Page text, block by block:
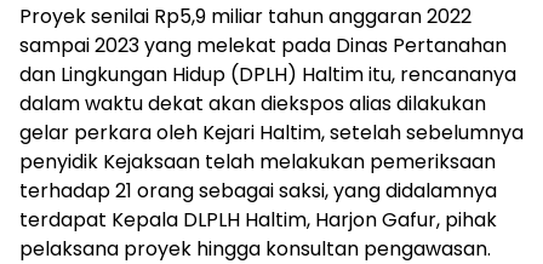
Proyek senilai Rp5,9 miliar tahun anggaran 2022
sampai 2023 yang melekat pada Dinas Pertanahan
dan Lingkungan Hidup (DPLH) Haltim itu, rencananya
dalam waktu dekat akan diekspos alias dilakukan
gelar perkara oleh Kejari Haltim, setelah sebelumnya
penyidik Kejaksaan telah melakukan pemeriksaan
terhadap 21 orang sebagai saksi, yang didalamnya
terdapat Kepala DLPLH Haltim, Harjon Gafur, pihak
pelaksana proyek hingga konsultan pengawasan.